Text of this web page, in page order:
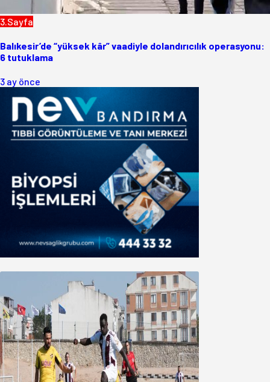
3.Sayfa
Balıkesir’de “yüksek kâr” vaadiyle dolandırıcılık operasyonu:
6 tutuklama
3 ay önce